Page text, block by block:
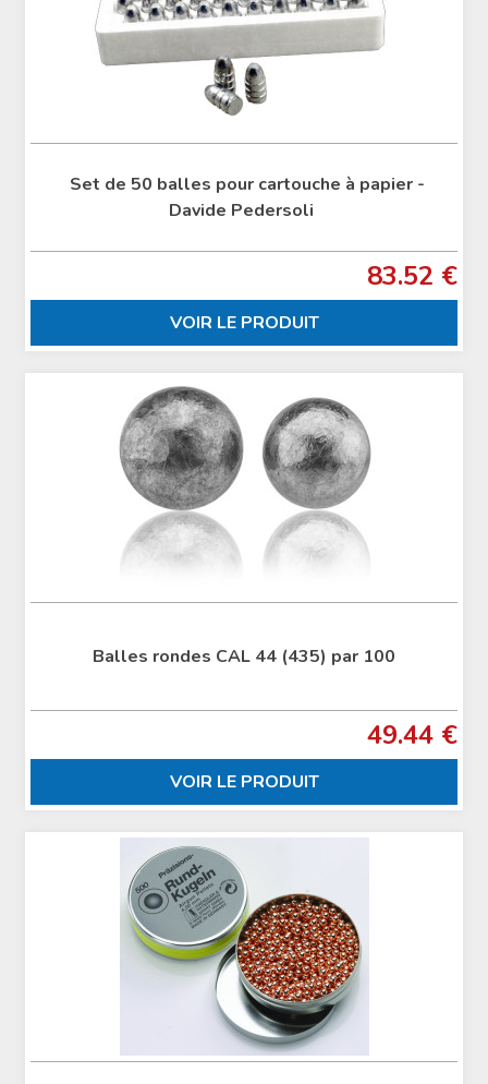
Set de 50 balles pour cartouche à papier -
Davide Pedersoli
83.52 €
VOIR LE PRODUIT
Balles rondes CAL 44 (435) par 100
49.44 €
VOIR LE PRODUIT